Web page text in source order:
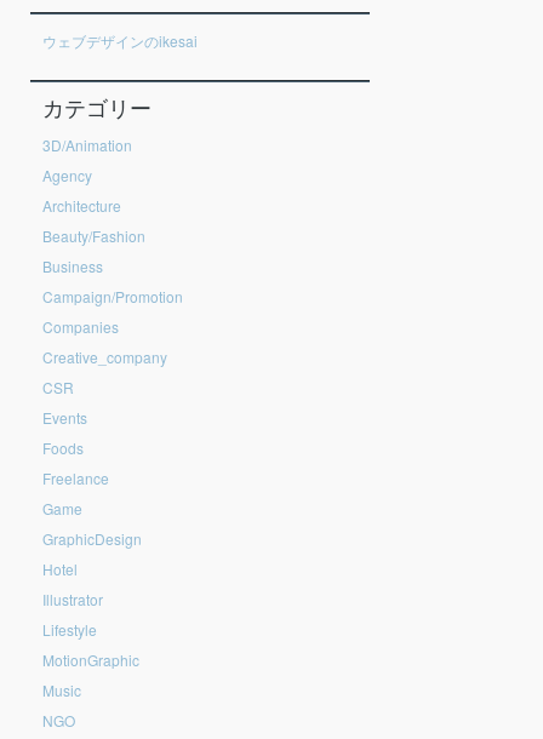
ウェブデザインのikesai
カテゴリー
3D/Animation
Agency
Architecture
Beauty/Fashion
Business
Campaign/Promotion
Companies
Creative_company
CSR
Events
Foods
Freelance
Game
GraphicDesign
Hotel
Illustrator
Lifestyle
MotionGraphic
Music
NGO